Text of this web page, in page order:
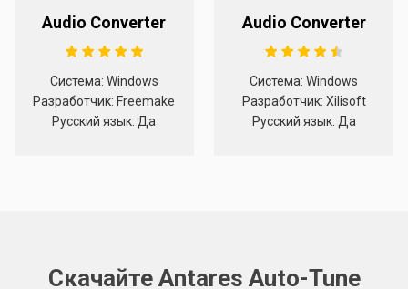
Audio Converter
Система: Windows
Разработчик: Freemake
Русский язык: Да
Audio Converter
Система: Windows
Разработчик: Xilisoft
Русский язык: Да
Скачайте Antares Auto-Tune